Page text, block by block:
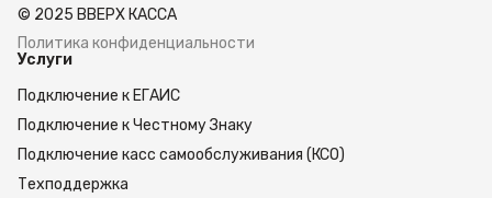
более информативны, чем надписи на дисплее.
Поэтому при неполадках в работе
предусмотрена двойная индикация.
подробное описание настройки принтера,
возможностей меню. Инструкция описывает
множество дополнительных функций и
параметров. Но если у вас возникнут вопросы
по настройке и работе прибора, вы можете
© 2025 ВВЕРХ КАССА
Политика конфиденциальности
Услуги
Подключение к ЕГАИС
Подключение к Честному Знаку
Подключение касс самообслуживания (КСО)
Техподдержка